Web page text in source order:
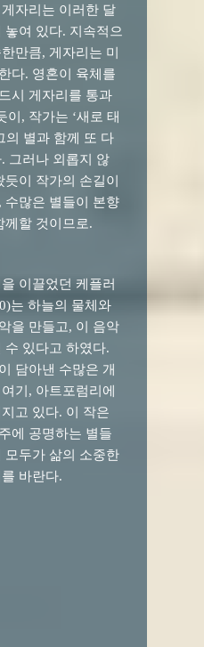
자리는 이러한 달
놓여 있다. 지속적으
만큼, 게자리는 미
다. 영혼이 육체를
시 게자리를 통과
이, 작가는 ‘새로 태
의 별과 함께 또 다
그러나 외롭지 않
이 작가의 손길이
수많은 별들이 본향
께할 것이므로.
이끌었던 케플러
는 하늘의 물체와
을 만들고, 이 음악
수 있다고 하였다.
담아낸 수많은 개
기, 아트포럼리에
고 있다. 이 작은
에 공명하는 별들
모두가 삶의 소중한
바란다.